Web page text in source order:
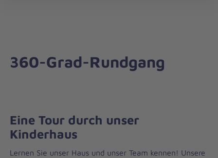
360-Grad-Rundgang
Eine Tour durch unser
Kinderhaus
Lernen Sie unser Haus und unser Team kennen! Unsere